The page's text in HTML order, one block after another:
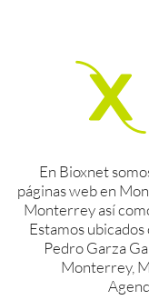
En Bioxnet
páginas web en
Monterrey así
Estamos
Pedro Garza
Monterrey,